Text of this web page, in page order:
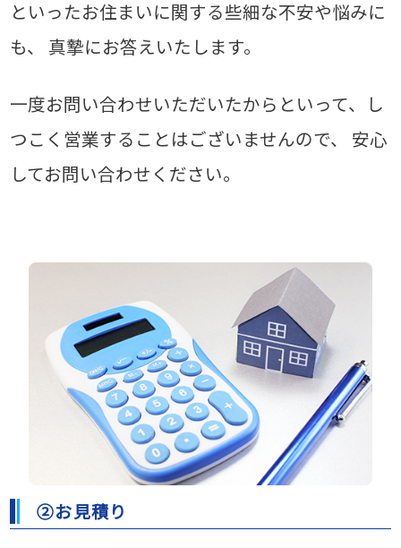
といったお住まいに関する些細な不安や悩みに
も、
真摯にお答えいたします。
一度お問い合わせいただいたからといって、し
つこく営業することはございませんので、
安心
してお問い合わせください。
②お見積り